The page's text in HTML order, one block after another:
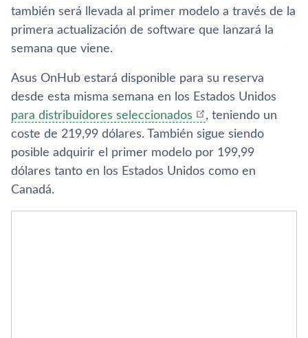
también será llevada al primer modelo a través de la
primera actualización de software que lanzará la
semana que viene.
Asus OnHub estará disponible para su reserva
desde esta misma semana en los Estados Unidos
para distribuidores seleccionados
, teniendo un
coste de 219,99 dólares. También sigue siendo
posible adquirir el primer modelo por 199,99
dólares tanto en los Estados Unidos como en
Canadá.